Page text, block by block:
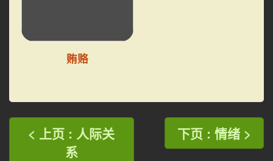
贿赂
< 上页 : 人际关
系
下页 : 情绪 >